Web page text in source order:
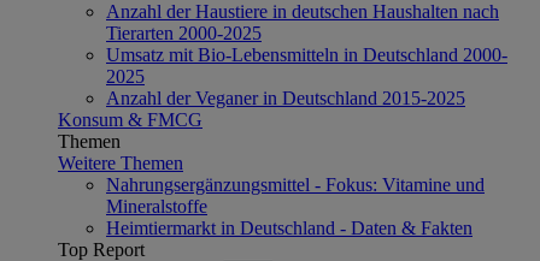
Anzahl der Haustiere in deutschen Haushalten nach
Tierarten 2000-2025
Umsatz mit Bio-Lebensmitteln in Deutschland 2000-
2025
Anzahl der Veganer in Deutschland 2015-2025
Konsum & FMCG
Themen
Weitere Themen
Nahrungsergänzungsmittel - Fokus: Vitamine und
Mineralstoffe
Heimtiermarkt in Deutschland - Daten & Fakten
Top Report